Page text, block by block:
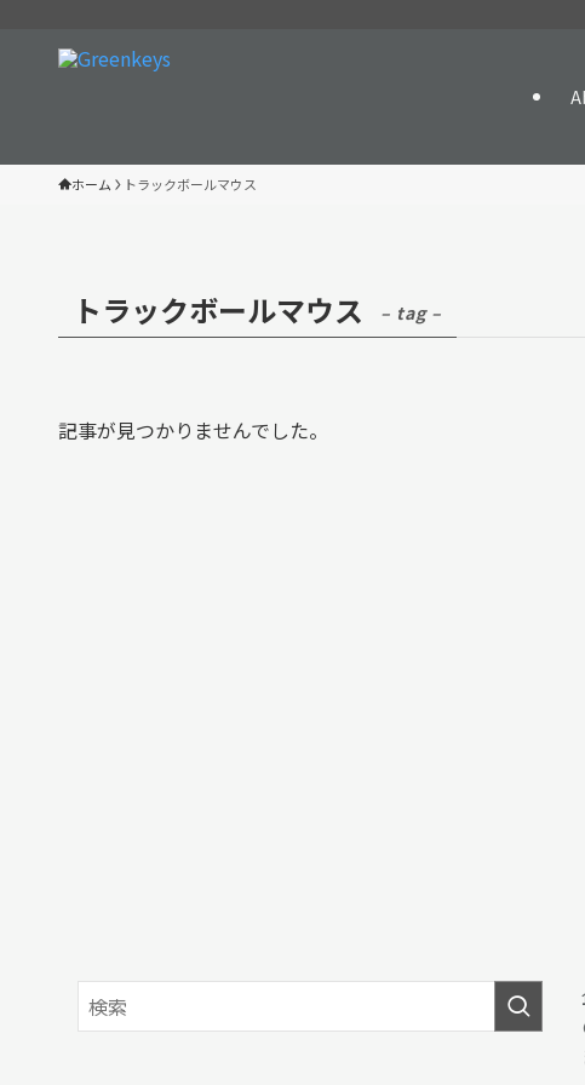
ホーム トラックボールマウス
トラックボールマウス – tag –
記事が見つかりませんでした。